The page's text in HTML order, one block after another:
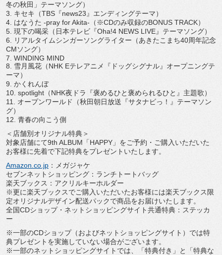
冬の秋田」テーマソング）
3. キセキ（TBS『news23』エンディングテーマ）
4. はなうた -pray for Akita-（※CDのみ収録のBONUS TRACK）
5. 現下の喝采（日本テレビ『Oha!4 NEWS LIVE』テーマソング）
6. リアルタイムシンガーソングライター（あきたこまち40周年記念
CMソング）
7. WINDING MIND
8. 雪月風花（NHK Eテレアニメ『ドッグシグナル』オープニングテ
ーマ）
9. かくれんぼ
10. spotlight（NHK夜ドラ『褒めるひと褒められるひと』 主題歌）
11. オープンワールド（秋田朝日放送『サタナビっ！』テーマソン
グ）
12. 青春の向こう側
＜店舗別オリジナル特典＞
対象店舗にて9th ALBUM「HAPPY」をご予約・ ご購入いただいた
お客様に先着で下記特典をプレゼントいたします。
Amazon.co.jp ：メガジャケ
セブンネットショッピング：ランチトートバッグ
楽天ブックス：アクリルキーホルダー
※更に楽天ブックスでご購入いただいたお客様には楽天ブックス限
定オリジナルデザイン配送パックで商品をお届けいたします。
全国CDショップ・ネットショッピングサイト共通特典： ステッカ
ー
※一部のCDショップ（およびネットショッピングサイト） では特
典プレゼントを実施していない場合がございます。
※一部のネットショッピングサイトでは、「特典付き」と「特典な